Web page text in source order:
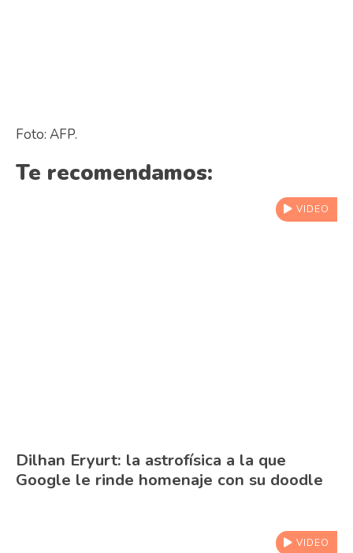
Foto: AFP.
Te recomendamos:
VIDEO
Dilhan Eryurt: la astrofísica a la que
Google le rinde homenaje con su doodle
VIDEO